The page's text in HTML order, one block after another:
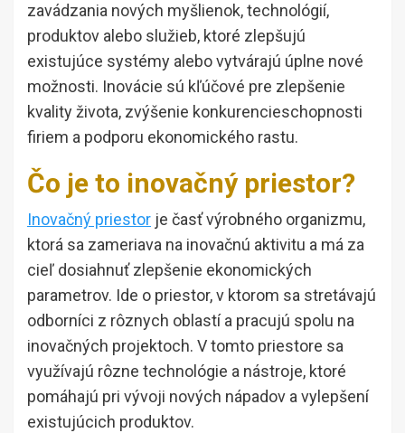
zavádzania nových myšlienok, technológií,
produktov alebo služieb, ktoré zlepšujú
existujúce systémy alebo vytvárajú úplne nové
možnosti. Inovácie sú kľúčové pre zlepšenie
kvality života, zvýšenie konkurencieschopnosti
firiem a podporu ekonomického rastu.
Čo je to inovačný priestor?
Inovačný priestor je časť výrobného organizmu,
ktorá sa zameriava na inovačnú aktivitu a má za
cieľ dosiahnuť zlepšenie ekonomických
parametrov. Ide o priestor, v ktorom sa stretávajú
odborníci z rôznych oblastí a pracujú spolu na
inovačných projektoch. V tomto priestore sa
využívajú rôzne technológie a nástroje, ktoré
pomáhajú pri vývoji nových nápadov a vylepšení
existujúcich produktov.